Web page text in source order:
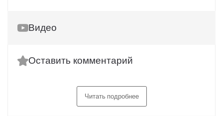
Видео
Оставить комментарий
Читать подробнее